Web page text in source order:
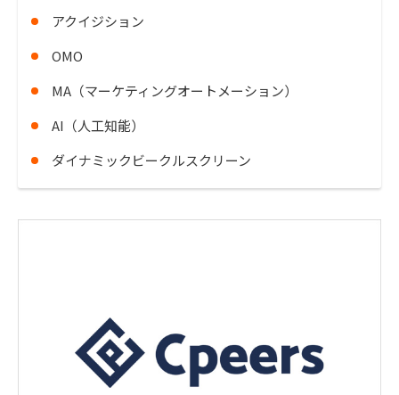
アクイジション
OMO
MA（マーケティングオートメーション）
AI（人工知能）
ダイナミックビークルスクリーン